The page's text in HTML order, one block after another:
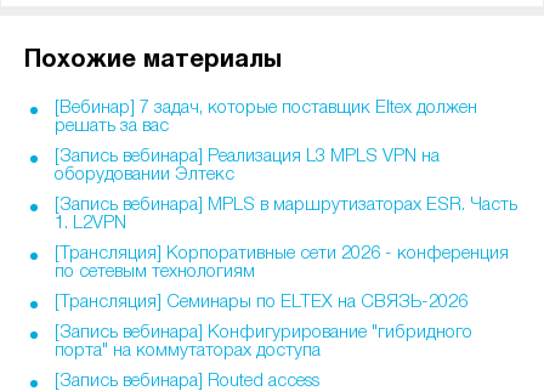
Похожие материалы
[Вебинар] 7 задач, которые поставщик Eltex должен
решать за вас
[Запись вебинара] Реализация L3 MPLS VPN на
оборудовании Элтекс
[Запись вебинара] MPLS в маршрутизаторах ESR. Часть
1. L2VPN
[Трансляция] Корпоративные сети 2026 - конференция
по сетевым технологиям
[Трансляция] Семинары по ELTEX на СВЯЗЬ-2026
[Запись вебинара] Конфигурирование "гибридного
порта" на коммутаторах доступа
[Запись вебинара] Routed access